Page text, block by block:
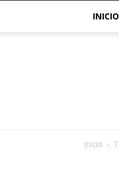
INICIO
Inicio